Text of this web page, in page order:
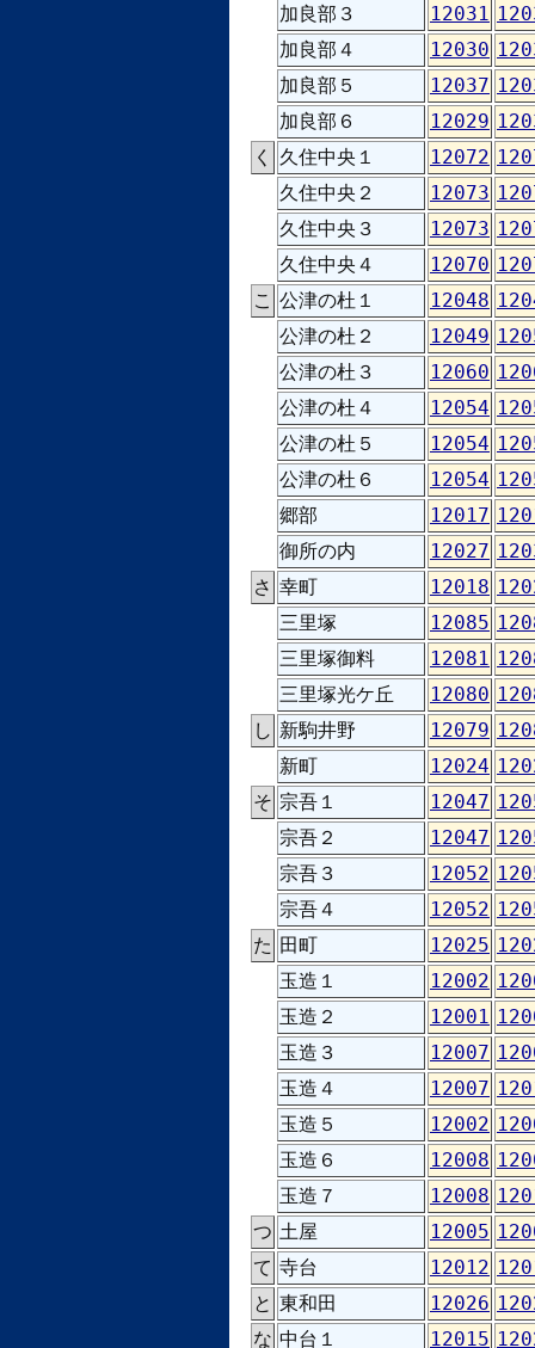
加良部３
12031
加良部４
12030
加良部５
12037
加良部６
12029
く
久住中央１ 12072
久住中央２
12073
久住中央３
12073
久住中央４
12070
こ 公津の杜１ 12048
公津の杜２
12049
公津の杜３
12060
公津の杜４
12054
公津の杜５
12054
公津の杜６
12054
郷部
12017
御所の内
12027
さ 幸町 12018
三里塚
12085
三里塚御料
12081
三里塚光ケ丘
12080
し 新駒井野 12079
新町
12024
そ 宗吾１ 12047
宗吾２
12047
宗吾３
12052
宗吾４
12052
た 田町 12025
玉造１
12002
玉造２
12001
玉造３
12007
玉造４
12007
玉造５
12002
玉造６
12008
玉造７
12008
つ 土屋 12005
て 寺台 12012
と 東和田 12026
な 中台１ 12015